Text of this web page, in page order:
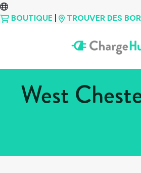
BOUTIQUE
TROUVER DES
West